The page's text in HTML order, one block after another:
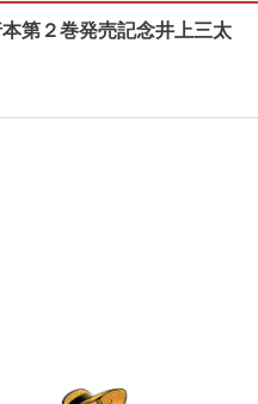
第２巻発売記念井上三太